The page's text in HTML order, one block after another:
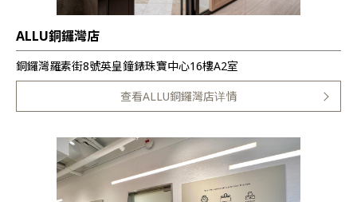
ALLU銅鑼灣店
銅鑼灣羅素街8號英皇鐘錶珠寶中心16樓A2室
查看ALLU銅鑼灣店详情